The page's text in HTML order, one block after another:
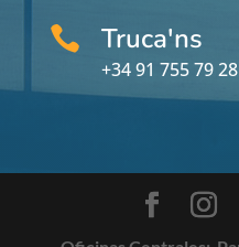
 Truca'ns
+34 91 755 79 28